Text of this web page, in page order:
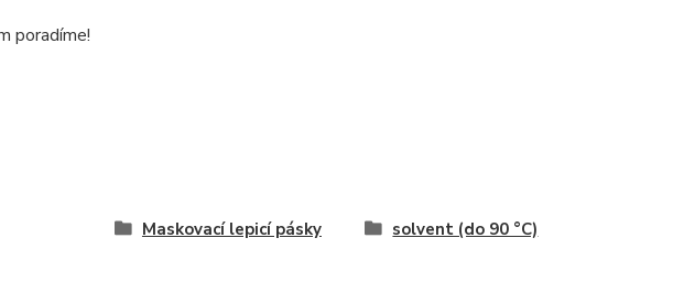
poradíme!
Maskovací lepicí pásky solvent (do 90 °C)